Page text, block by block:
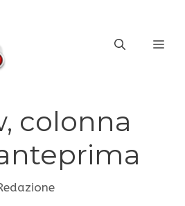
colonna